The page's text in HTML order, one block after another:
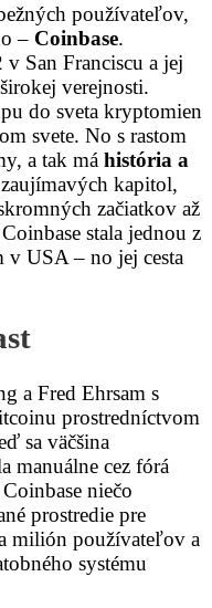
používateľov,
– Coinbase.
San Franciscu a jej
verejnosti.
do sveta kryptomien
svete. No s rastom
a tak má história a
kapitol,
začiatkov až
stala jednou z
v USA – no jej cesta
a Fred Ehrsam s
prostredníctvom
sa väčšina
manuálne cez fórá
niečo
prostredie pre
milión používateľov a
systému